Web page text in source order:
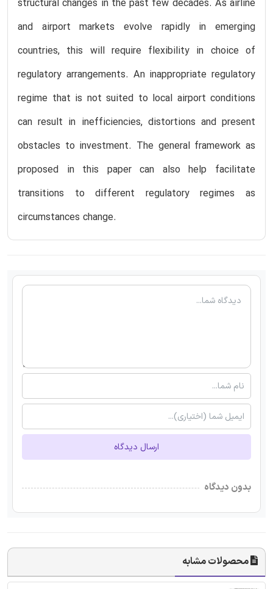
structural changes in the past few decades. As airline
and airport markets evolve rapidly in emerging
countries, this will require flexibility in choice of
regulatory arrangements. An inappropriate regulatory
regime that is not suited to local airport conditions
can result in inefficiencies, distortions and present
obstacles to investment. The general framework as
proposed in this paper can also help facilitate
transitions to different regulatory regimes as
circumstances change.
ارسال دیدگاه
بدون دیدگاه
محصولات مشابه